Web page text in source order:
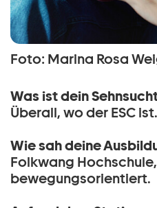
Foto: Marina Rosa
Was ist dein
Überall, wo der ESC
Wie sah deine
Folkwang
bewegungsorientiert.